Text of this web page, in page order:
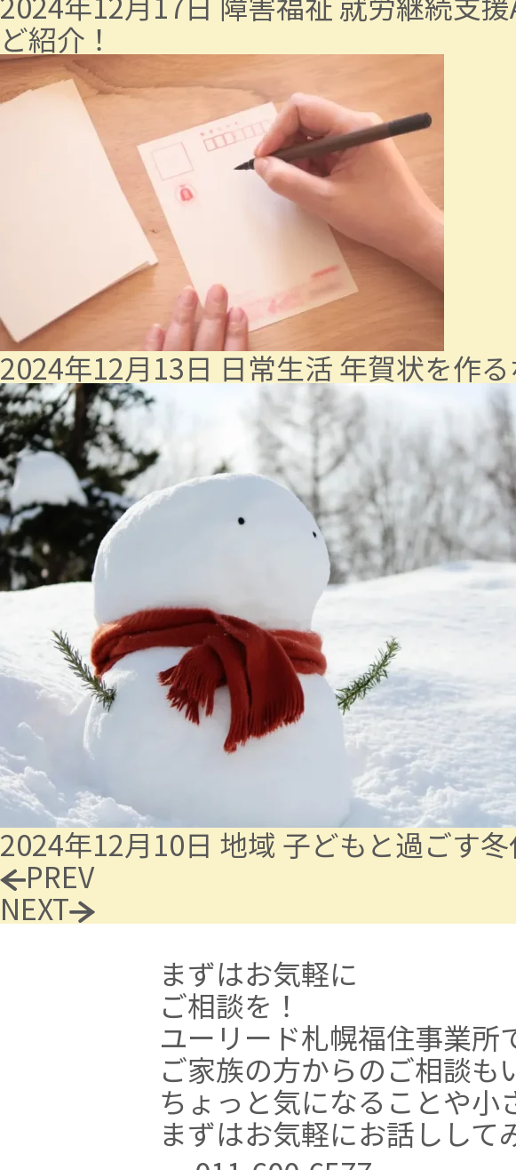
ど紹介！
2024年12月13日 日常生活年賀状を作
2024年12月10日 地域子どもと過ごす
PREV
NEXT
まずはお気軽に
ご相談を！
ユーリード札幌福住事業所
ご家族の方からのご相談も
ちょっと気になることや小
まずはお気軽にお話しして